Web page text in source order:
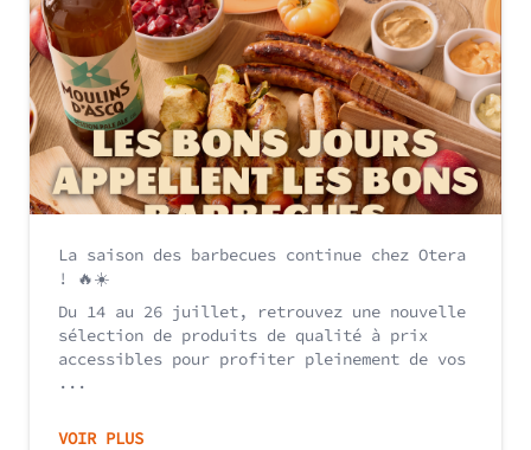
La saison des barbecues continue chez Otera
! 🔥☀️
Du 14 au 26 juillet, retrouvez une nouvelle
sélection de produits de qualité à prix
accessibles pour profiter pleinement de vos
...
VOIR PLUS